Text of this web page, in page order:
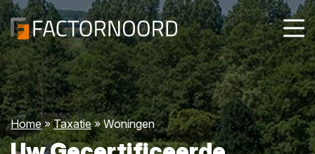
Home»Taxatie»Woningen